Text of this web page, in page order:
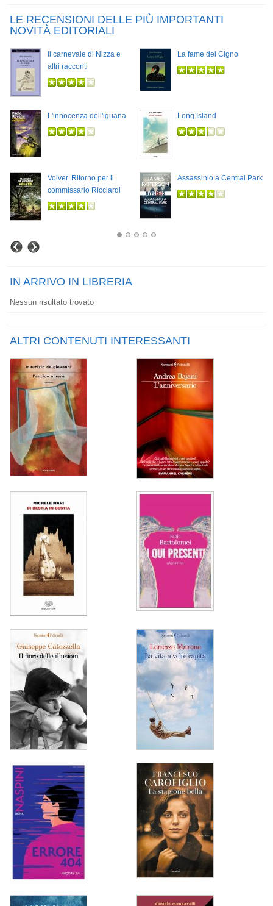
LE RECENSIONI DELLE PIÙ IMPORTANTI
NOVITÀ EDITORIALI
Il carnevale di Nizza e
altri racconti
La fame del Cigno
L'innocenza dell'iguana Long Island
Volver. Ritorno per il
commissario Ricciardi
Assassinio a Central Park
IN ARRIVO IN LIBRERIA
Nessun risultato trovato
ALTRI CONTENUTI INTERESSANTI